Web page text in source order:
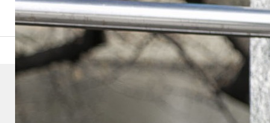
邱ｨ髮・ｾ・IMG_1543
7
邱ｨ髮・ｾ・IMG_1543